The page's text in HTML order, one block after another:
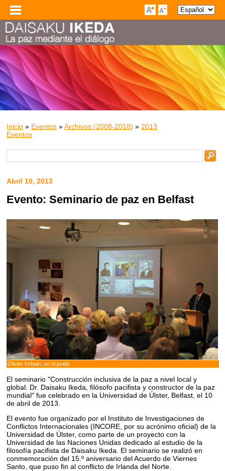
Inicio » Eventos »Archivos (2008-2018) » 2013
Eventos
Abril 10, 2013
Evento: Seminario de paz en Belfast
Olivier Urbain, en el podio
El seminario "Construcción inclusiva de la paz a nivel local y
global: Dr. Daisaku Ikeda, filósofo pacifista y constructor de la paz
mundial" fue celebrado en la Universidad de Úlster, Belfast, el 10
de abril de 2013.
El evento fue organizado por el Instituto de Investigaciones de
Conflictos Internacionales (INCORE, por su acrónimo oficial) de la
Universidad de Úlster, como parte de un proyecto con la
Universidad de las Naciones Unidas dedicado al estudio de la
filosofía pacifista de Daisaku Ikeda. El seminario se realizó en
conmemoración del 15.º aniversario del Acuerdo de Viernes
Santo, que puso fin al conflicto de Irlanda del Norte.